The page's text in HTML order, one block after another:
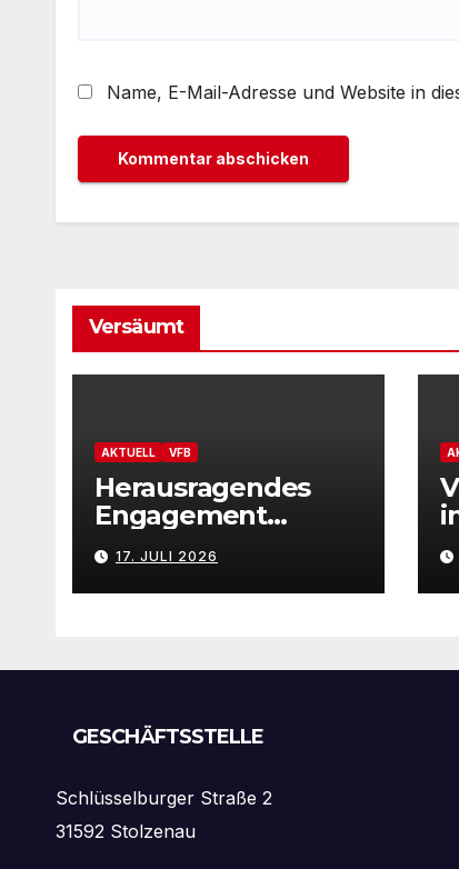
Name, E-Mail-Adresse und Website in
Versäumt
AKTUELL VFB
Herausragendes
Engagement
gewürdigt: Marion
Hahn ist
Ehrenamtliche des
17. JULI 2026
GESCHÄFTSSTELLE
Schlüsselburger Straße 2
31592 Stolzenau